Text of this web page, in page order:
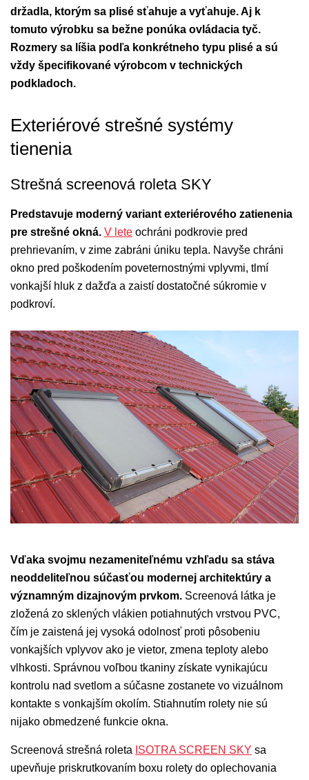
držadla, ktorým sa plisé sťahuje a vyťahuje. Aj k
tomuto výrobku sa bežne ponúka ovládacia tyč.
Rozmery sa líšia podľa konkrétneho typu plisé a sú
vždy špecifikované výrobcom v technických
podkladoch.
Exteriérové strešné systémy
tienenia
Strešná screenová roleta SKY
Predstavuje moderný variant exteriérového zatienenia
pre strešné okná. V lete ochráni podkrovie pred
prehrievaním, v zime zabráni úniku tepla. Navyše chráni
okno pred poškodením poveternostnými vplyvmi, tlmí
vonkajší hluk z dažďa a zaistí dostatočné súkromie v
podkroví.
Vďaka svojmu nezameniteľnému vzhľadu sa stáva
neoddeliteľnou súčasťou modernej architektúry a
významným dizajnovým prvkom. Screenová látka je
zložená zo sklených vlákien potiahnutých vrstvou PVC,
čím je zaistená jej vysoká odolnosť proti pôsobeniu
vonkajších vplyvov ako je vietor, zmena teploty alebo
vlhkosti. Správnou voľbou tkaniny získate vynikajúcu
kontrolu nad svetlom a súčasne zostanete vo vizuálnom
kontakte s vonkajším okolím. Stiahnutím rolety nie sú
nijako obmedzené funkcie okna.
Screenová strešná roleta ISOTRA SCREEN SKY sa
upevňuje priskrutkovaním boxu rolety do oplechovania